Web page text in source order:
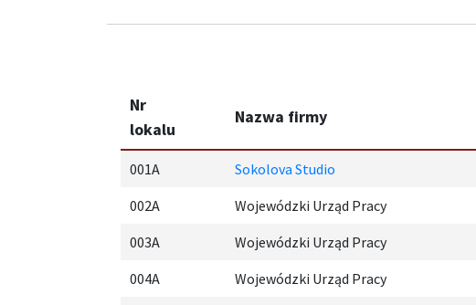
Nr
lokalu
Nazwa firmy
001A Sokolova Studio
002A
Wojewódzki Urząd Pracy
003A
Wojewódzki Urząd Pracy
004A
Wojewódzki Urząd Pracy